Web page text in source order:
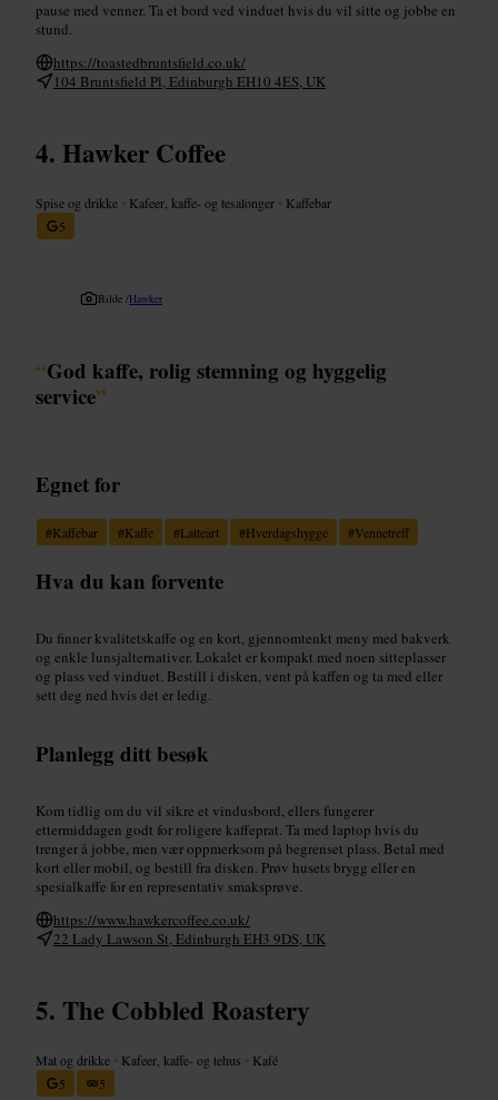
pause med venner. Ta et bord ved vinduet hvis du vil sitte og jobbe en
stund.
https://toastedbruntsfield.co.uk/
104 Bruntsfield Pl, Edinburgh EH10 4ES, UK
Hawker Coffee
Spise og drikke • Kafeer, kaffe- og tesalonger • Kaffebar
5
Bilde /Hawker
“God kaffe, rolig stemning og hyggelig
service”
Egnet for
#Kaffebar #Kaffe #Latteart #Hverdagshygge #Vennetreff
Hva du kan forvente
Du finner kvalitetskaffe og en kort, gjennomtenkt meny med bakverk
og enkle lunsjalternativer. Lokalet er kompakt med noen sitteplasser
og plass ved vinduet. Bestill i disken, vent på kaffen og ta med eller
sett deg ned hvis det er ledig.
Planlegg ditt besøk
Kom tidlig om du vil sikre et vindusbord, ellers fungerer
ettermiddagen godt for roligere kaffeprat. Ta med laptop hvis du
trenger å jobbe, men vær oppmerksom på begrenset plass. Betal med
kort eller mobil, og bestill fra disken. Prøv husets brygg eller en
spesialkaffe for en representativ smaksprøve.
https://www.hawkercoffee.co.uk/
22 Lady Lawson St, Edinburgh EH3 9DS, UK
The Cobbled Roastery
Mat og drikke • Kafeer, kaffe- og tehus • Kafé
5
5